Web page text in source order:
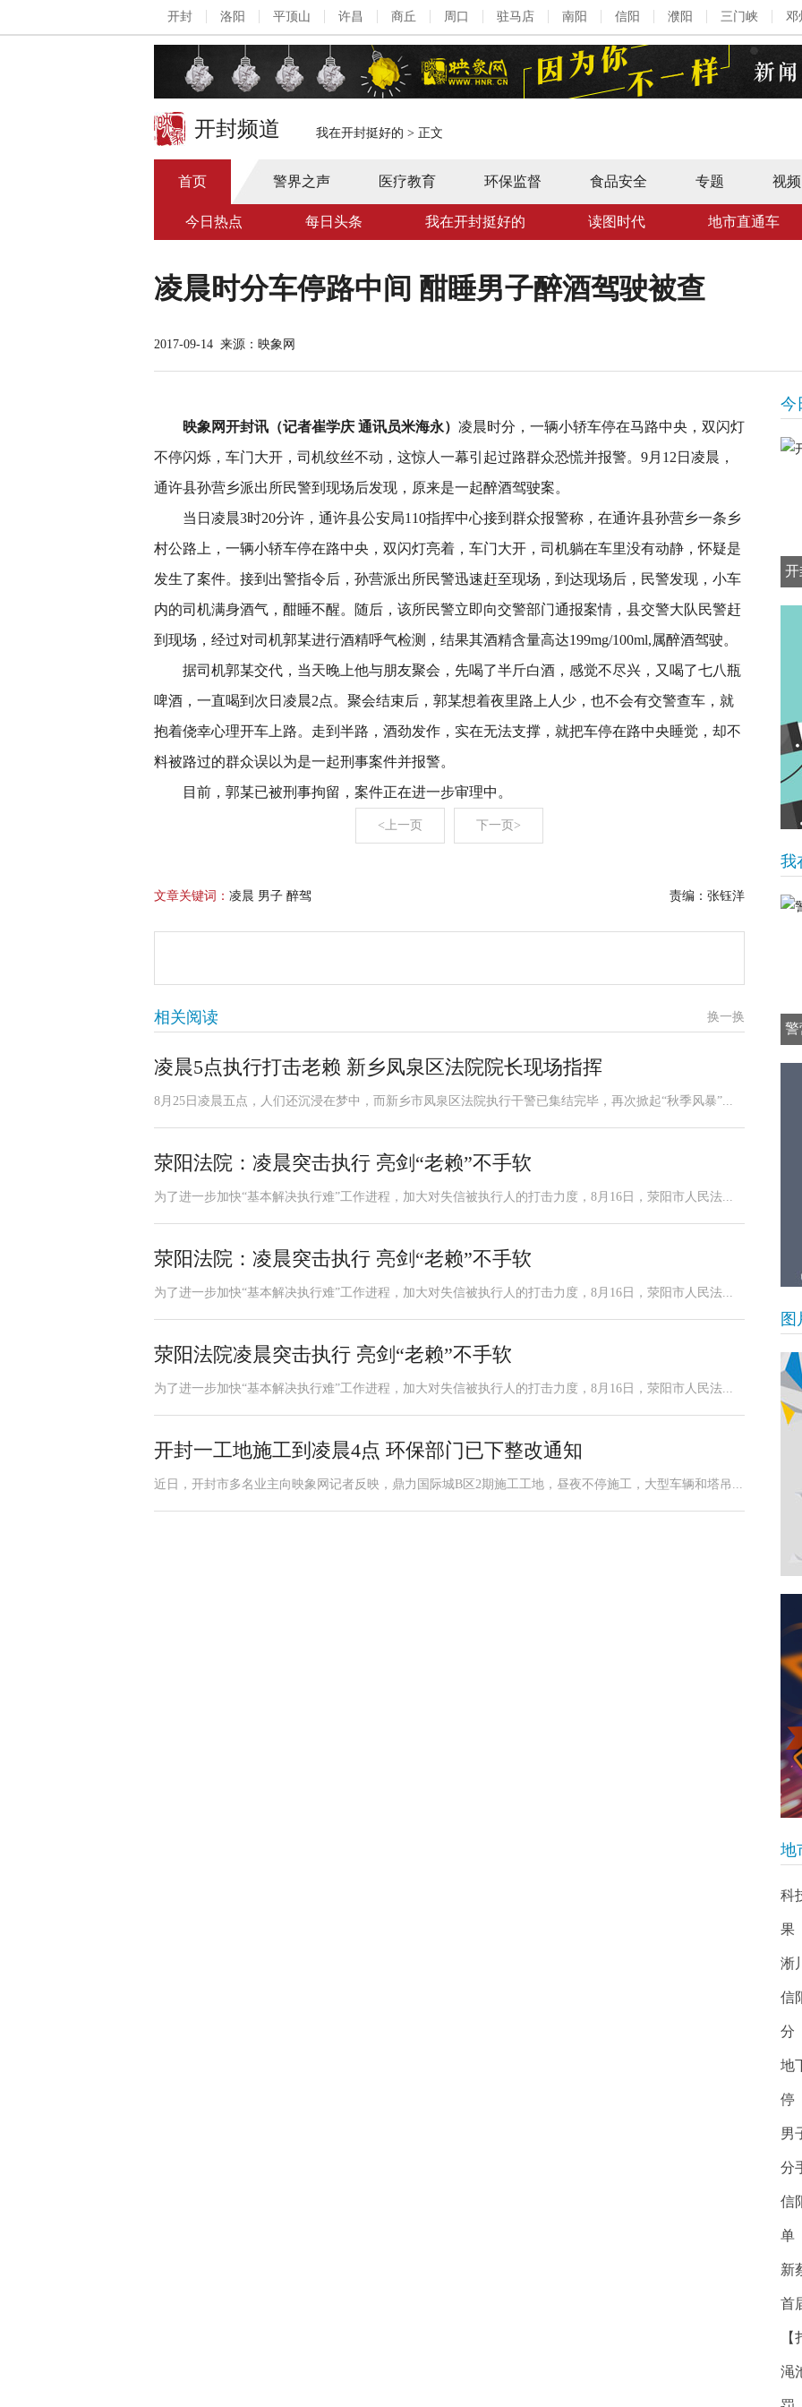
开封 洛阳 平顶山 许昌 商丘 周口 驻马店 南阳 信阳 濮阳 三门峡 邓
开封频道 我在开封挺好的 > 正文
首页 警界之声 医疗教育 环保监督 食品安全 专题 视频
今日热点 每日头条 我在开封挺好的 读图时代 地市直通车
凌晨时分车停路中间 酣睡男子醉酒驾驶被查
2017-09-14 来源：映象网
映象网开封讯（记者崔学庆 通讯员米海永） 凌晨时分，一辆小轿车停在马路中央，双闪灯
不停闪烁，车门大开，司机纹丝不动，这惊人一幕引起过路群众恐慌并报警。9月12日凌晨，
通许县孙营乡派出所民警到现场后发现，原来是一起醉酒驾驶案。
当日凌晨3时20分许，通许县公安局110指挥中心接到群众报警称，在通许县孙营乡一条乡
村公路上，一辆小轿车停在路中央，双闪灯亮着，车门大开，司机躺在车里没有动静，怀疑是
发生了案件。接到出警指令后，孙营派出所民警迅速赶至现场，到达现场后，民警发现，小车
内的司机满身酒气，酣睡不醒。随后，该所民警立即向交警部门通报案情，县交警大队民警赶
到现场，经过对司机郭某进行酒精呼气检测，结果其酒精含量高达199mg/100ml,属醉酒驾驶。
据司机郭某交代，当天晚上他与朋友聚会，先喝了半斤白酒，感觉不尽兴，又喝了七八瓶
啤酒，一直喝到次日凌晨2点。聚会结束后，郭某想着夜里路上人少，也不会有交警查车，就
抱着侥幸心理开车上路。走到半路，酒劲发作，实在无法支撑，就把车停在路中央睡觉，却不
料被路过的群众误以为是一起刑事案件并报警。
目前，郭某已被刑事拘留，案件正在进一步审理中。
<上一页 下一页>
文章关键词： 凌晨 男子 醉驾 责编：张钰洋
相关阅读 换一换
凌晨5点执行打击老赖 新乡凤泉区法院院长现场指挥
8月25日凌晨五点，人们还沉浸在梦中，而新乡市凤泉区法院执行干警已集结完毕，再次掀起“秋季风暴”...
荥阳法院：凌晨突击执行 亮剑“老赖”不手软
为了进一步加快“基本解决执行难”工作进程，加大对失信被执行人的打击力度，8月16日，荥阳市人民法...
荥阳法院：凌晨突击执行 亮剑“老赖”不手软
为了进一步加快“基本解决执行难”工作进程，加大对失信被执行人的打击力度，8月16日，荥阳市人民法...
荥阳法院凌晨突击执行 亮剑“老赖”不手软
为了进一步加快“基本解决执行难”工作进程，加大对失信被执行人的打击力度，8月16日，荥阳市人民法...
开封一工地施工到凌晨4点 环保部门已下整改通知
近日，开封市多名业主向映象网记者反映，鼎力国际城B区2期施工工地，昼夜不停施工，大型车辆和塔吊...
今
开
我
警
图
地
科
果
淅
信
分
地
停
男
分
信
单
新
首
渑